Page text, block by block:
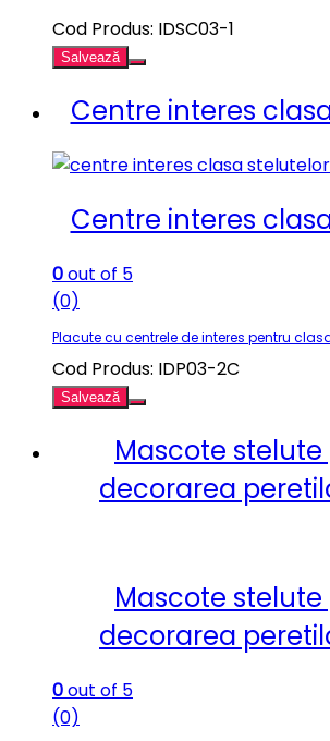
Cod Produs: IDSC03-1
Salvează
Centre interes
Centre interes
0out of 5
(0)
Placute cu centrele de interes pentru
Cod Produs: IDP03-2C
Salvează
Mascote
decorarea
Mascote
decorarea
0out of 5
(0)